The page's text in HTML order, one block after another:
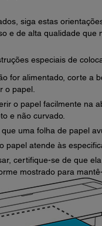
siga estas
e de alta qualidade
especiais de
for alimentado, corte a
o papel.
o papel facilmente na
e não curvado.
uma folha de papel
papel atende às
certifique-se de que
mostrado para